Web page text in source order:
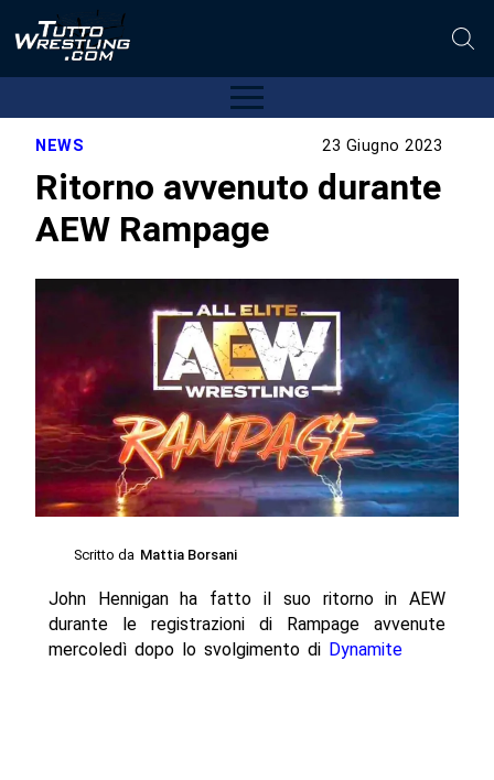
NEWS 23 Giugno 2023
Ritorno avvenuto durante
AEW Rampage
Scritto da Mattia Borsani
John Hennigan ha fatto il suo ritorno in AEW
durante le registrazioni di Rampage avvenute
mercoledì dopo lo svolgimento di Dynamite